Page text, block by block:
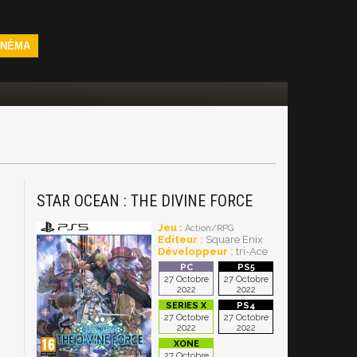
STAR OCEAN : THE DIVINE FORCE
Jeu : Action/RPG
Editeur : Square Enix
Développeur : tri-Ace
27 Octobre
2022
27 Octobre
2022
27 Octobre
2022
27 Octobre
2022